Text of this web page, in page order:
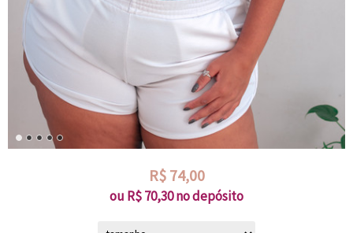
R$ 74,00
ou R$70,30no depósito